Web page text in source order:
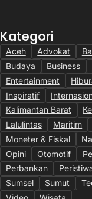
Kategori
Aceh Advokat
Budaya
Business
Entertainment
Inspiratif
Kalimantan Barat
Lalulintas
Maritim
Moneter & Fiskal
Opini
Otomotif
Perbankan
Sumsel
Sumut